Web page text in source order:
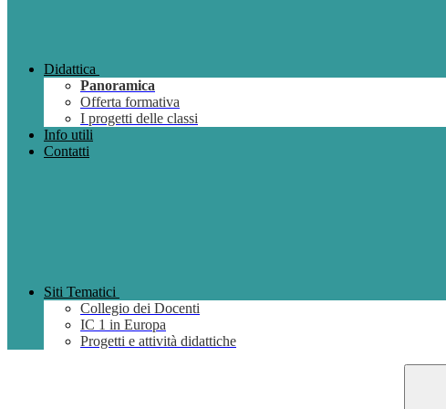
Didattica
Panoramica
Offerta formativa
I progetti delle classi
Info utili
Contatti
Siti Tematici
Collegio dei Docenti
IC 1 in Europa
Progetti e attività didattiche